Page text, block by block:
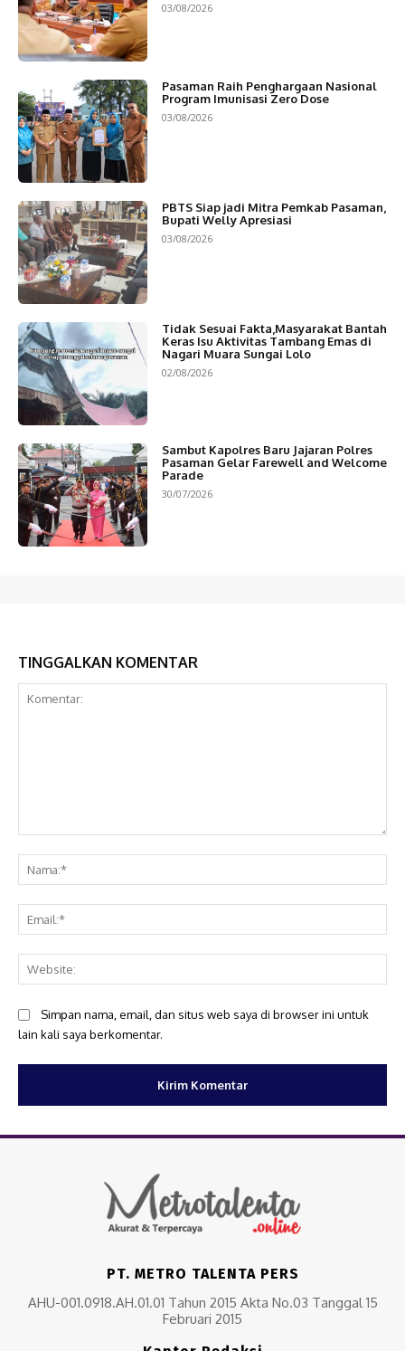
03/08/2026
Pasaman Raih Penghargaan Nasional
Program Imunisasi Zero Dose
03/08/2026
PBTS Siap jadi Mitra Pemkab Pasaman,
Bupati Welly Apresiasi
03/08/2026
Tidak Sesuai Fakta,Masyarakat Bantah
Keras Isu Aktivitas Tambang Emas di
Nagari Muara Sungai Lolo
02/08/2026
Sambut Kapolres Baru Jajaran Polres
Pasaman Gelar Farewell and Welcome
Parade
30/07/2026
TINGGALKAN KOMENTAR
Simpan nama, email, dan situs web saya di browser ini untuk
lain kali saya berkomentar.
PT. METRO TALENTA PERS
AHU-001.0918.AH.01.01 Tahun 2015 Akta No.03 Tanggal 15
Februari 2015